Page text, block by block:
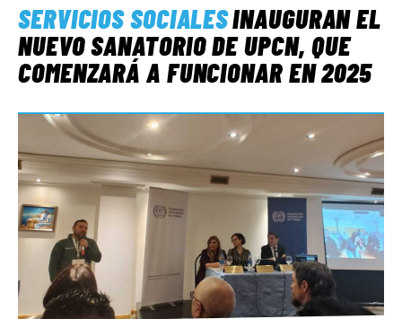
SERVICIOS SOCIALESINAUGURAN EL
NUEVO SANATORIO DE UPCN, QUE
COMENZARÁ A FUNCIONAR EN 2025